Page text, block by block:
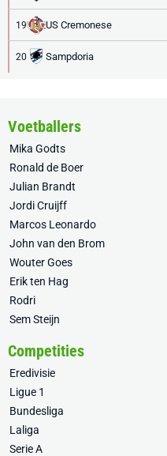
19 US Cremonese
20 Sampdoria
Voetballers
Mika Godts
Ronald de Boer
Julian Brandt
Jordi Cruijff
Marcos Leonardo
John van den Brom
Wouter Goes
Erik ten Hag
Rodri
Sem Steijn
Competities
Eredivisie
Ligue 1
Bundesliga
Laliga
Serie A